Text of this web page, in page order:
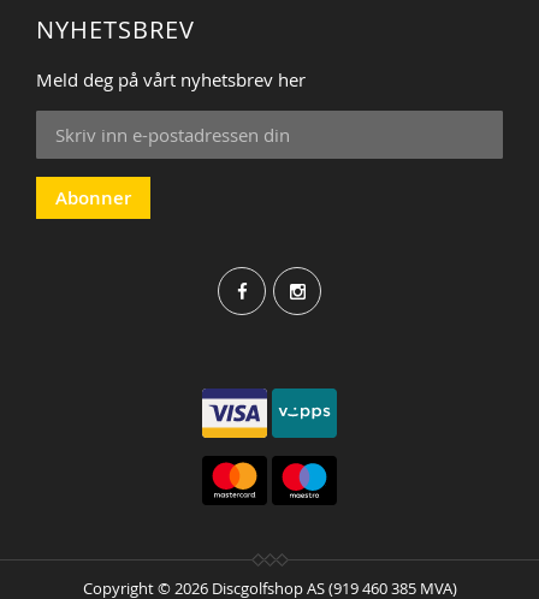
NYHETSBREV
Meld deg på vårt nyhetsbrev her
Sign
Up
for
Our
Newsletter:
Abonner
Copyright © 2026 Discgolfshop AS (919 460 385 MVA)